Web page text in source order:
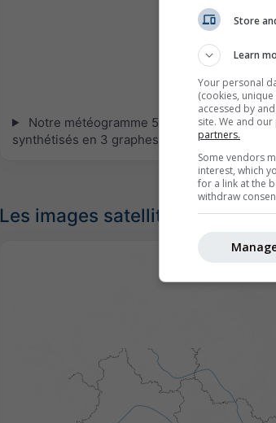
Notre météogramme 5 jours pour
synthétisés en 3 graphes :
[Plus]
Les images satellites actuelles
Store
Learn
Your personal
(cookies,
accessed by
site. We and
partners.
Some vendors
interest, which
for a link at the
withdraw